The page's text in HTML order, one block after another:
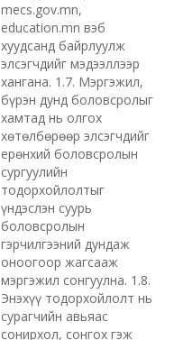
mecs.gov.mn,
education.mn вэб
хуудсанд байрлуулж
элсэгчдийг мэдээллээр
хангана. 1.7. Мэргэжил,
бүрэн дунд боловсролыг
хамтад нь олгох
хөтөлбөрөөр элсэгчдийг
ерөнхий боловсролын
сургуулийн
тодорхойлолтыг
үндэслэн суурь
боловсролын
гэрчилгээний дундаж
оноогоор жагсааж
мэргэжил сонгуулна. 1.8.
Энэхүү тодорхойлолт нь
сурагчийн авьяас
сонирхол, сонгох гэж